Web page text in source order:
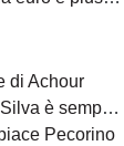
di Achour
più vicino
Pecorino